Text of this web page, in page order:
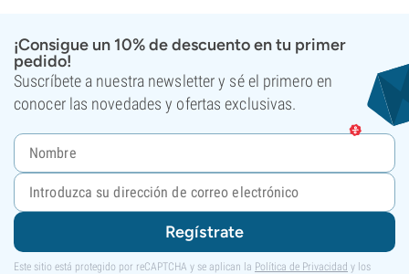
¡Consigue un 10% de descuento en tu primer
pedido!
Suscríbete a nuestra newsletter y sé el primero en
conocer las novedades y ofertas exclusivas.
Regístrate
Este sitio está protegido por reCAPTCHA y se aplican la Política de Privacidad y los